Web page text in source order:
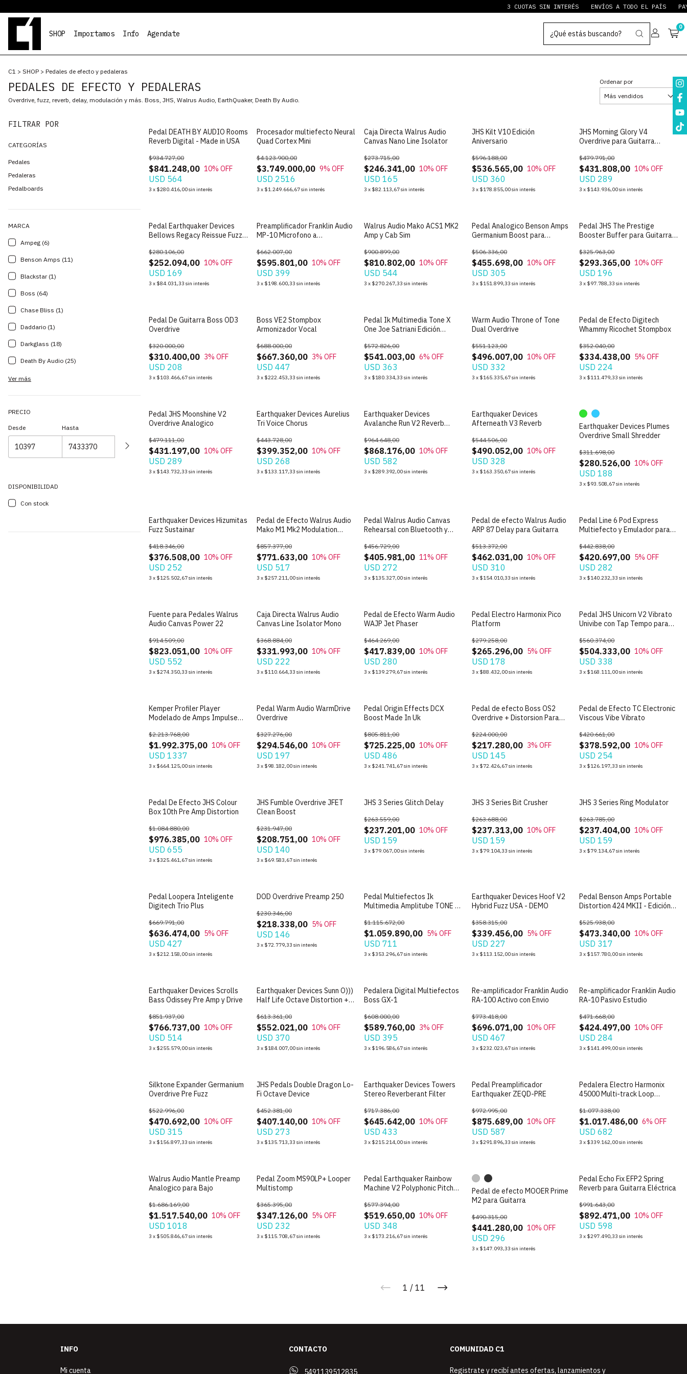
3 CUOTAS SIN INTERÉS ENVÍOS A TODO EL PAÍS PAYPAL
SHOP Importamos Info Agendate
0
C1 > SHOP > Pedales de efecto y pedaleras
PEDALES DE EFECTO Y PEDALERAS
Overdrive, fuzz, reverb, delay, modulación y más. Boss, JHS, Walrus Audio, EarthQuaker, Death By Audio.
Ordenar por
FILTRAR POR
CATEGORÍAS
Pedales
Pedaleras
Pedalboards
MARCA
Ampeg (6)
Benson Amps (11)
Blackstar (1)
Boss (64)
Chase Bliss (1)
Daddario (1)
Darkglass (18)
Death By Audio (25)
Ver más
PRECIO
Desde Hasta
DISPONIBILIDAD
Con stock
Pedal DEATH BY AUDIO Rooms
Reverb Digital - Made in USA
$841.248,00
$934.727,00
10% OFF
USD 564
3 x $280.416,00sin interés
Procesador multiefecto Neural
Quad Cortex Mini
$3.749.000,00
$4.123.900,00
9% OFF
USD 2516
3 x $1.249.666,67sin interés
Caja Directa Walrus Audio
Canvas Nano Line Isolator
$246.341,00
$273.715,00
10% OFF
USD 165
3 x $82.113,67sin interés
JHS Kilt V10 Edición
Aniversario
$536.565,00
$596.188,00
10% OFF
USD 360
3 x $178.855,00sin interés
JHS Morning Glory V4
Overdrive para Guitarra
$431.808,00
$479.791,00
10% OFF
USD 289
3 x $143.936,00sin interés
Pedal Earthquaker Devices
Bellows Regacy Reissue Fuzz
$252.094,00
$280.106,00
10% OFF
USD 169
3 x $84.031,33 sin interés
Preamplificador Franklin Audio
MP-10 Microfono a
$595.801,00
$662.007,00
10% OFF
USD 399
3 x $198.600,33 sin interés
Walrus Audio Mako ACS1 MK2
Amp y Cab Sim
$810.802,00
$900.899,00
10% OFF
USD 544
3 x $270.267,33 sin interés
Pedal Analogico Benson Amps
Germanium Boost para
$455.698,00
$506.336,00
10% OFF
USD 305
3 x $151.899,33 sin interés
Pedal JHS The Prestige
Booster Buffer para Guitarra
$293.365,00
$325.963,00
10% OFF
USD 196
3 x $97.788,33 sin interés
Pedal De Guitarra Boss OD3
Overdrive
$310.400,00
$320.000,00
3% OFF
USD 208
3 x $103.466,67sin interés
Boss VE2 Stompbox
Armonizador Vocal
$667.360,00
$688.000,00
3% OFF
USD 447
3 x $222.453,33 sin interés
Pedal Ik Multimedia Tone X
One Joe Satriani Edición
$541.003,00
$572.826,00
6% OFF
USD 363
3 x $180.334,33 sin interés
Warm Audio Throne of Tone
Dual Overdrive
$496.007,00
$551.123,00
10% OFF
USD 332
3 x $165.335,67sin interés
Pedal de Efecto Digitech
Whammy Ricochet Stompbox
$334.438,00
$352.040,00
5% OFF
USD 224
3 x $111.479,33 sin interés
Pedal JHS Moonshine V2
Overdrive Analogico
$431.197,00
$479.111,00
10% OFF
USD 289
3 x $143.732,33 sin interés
Earthquaker Devices Aurelius
Tri Voice Chorus
$399.352,00
$443.728,00
10% OFF
USD 268
3 x $133.117,33 sin interés
Earthquaker Devices
Avalanche Run V2 Reverb
$868.176,00
$964.648,00
10% OFF
USD 582
3 x $289.392,00sin interés
Earthquaker Devices
Afterneath V3 Reverb
$490.052,00
$544.506,00
10% OFF
USD 328
3 x $163.350,67sin interés
Earthquaker Devices Plumes
Overdrive Small Shredder
$280.526,00
$311.698,00
10% OFF
USD 188
3 x $93.508,67sin interés
Earthquaker Devices Hizumitas
Fuzz Sustainar
$376.508,00
$418.346,00
10% OFF
USD 252
3 x $125.502,67sin interés
Pedal de Efecto Walrus Audio
Mako M1 Mk2 Modulation
$771.633,00
$857.377,00
10% OFF
USD 517
3 x $257.211,00sin interés
Pedal Walrus Audio Canvas
Rehearsal con Bluetooth y
$405.981,00
$456.729,00
11% OFF
USD 272
3 x $135.327,00sin interés
Pedal de efecto Walrus Audio
ARP 87 Delay para Guitarra
$462.031,00
$513.372,00
10% OFF
USD 310
3 x $154.010,33 sin interés
Pedal Line 6 Pod Express
Multiefecto y Emulador para
$420.697,00
$442.838,00
5% OFF
USD 282
3 x $140.232,33 sin interés
Fuente para Pedales Walrus
Audio Canvas Power 22
$823.051,00
$914.509,00
10% OFF
USD 552
3 x $274.350,33 sin interés
Caja Directa Walrus Audio
Canvas Line Isolator Mono
$331.993,00
$368.884,00
10% OFF
USD 222
3 x $110.664,33 sin interés
Pedal de Efecto Warm Audio
WAJP Jet Phaser
$417.839,00
$464.269,00
10% OFF
USD 280
3 x $139.279,67sin interés
Pedal Electro Harmonix Pico
Platform
$265.296,00
$279.258,00
5% OFF
USD 178
3 x $88.432,00sin interés
Pedal JHS Unicorn V2 Vibrato
Univibe con Tap Tempo para
$504.333,00
$560.374,00
10% OFF
USD 338
3 x $168.111,00sin interés
Kemper Profiler Player
Modelado de Amps Impulse
$1.992.375,00
$2.213.768,00
10% OFF
USD 1337
3 x $664.125,00sin interés
Pedal Warm Audio WarmDrive
Overdrive
$294.546,00
$327.276,00
10% OFF
USD 197
3 x $98.182,00sin interés
Pedal Origin Effects DCX
Boost Made In Uk
$725.225,00
$805.811,00
10% OFF
USD 486
3 x $241.741,67sin interés
Pedal de efecto Boss OS2
Overdrive + Distorsion Para
$217.280,00
$224.000,00
3% OFF
USD 145
3 x $72.426,67sin interés
Pedal de Efecto TC Electronic
Viscous Vibe Vibrato
$378.592,00
$420.661,00
10% OFF
USD 254
3 x $126.197,33 sin interés
Pedal De Efecto JHS Colour
Box 10th Pre Amp Distortion
$976.385,00
$1.084.880,00
10% OFF
USD 655
3 x $325.461,67sin interés
JHS Fumble Overdrive JFET
Clean Boost
$208.751,00
$231.947,00
10% OFF
USD 140
3 x $69.583,67sin interés
JHS 3 Series Glitch Delay
$237.201,00
$263.559,00
10% OFF
USD 159
3 x $79.067,00sin interés
JHS 3 Series Bit Crusher
$237.313,00
$263.688,00
10% OFF
USD 159
3 x $79.104,33 sin interés
JHS 3 Series Ring Modulator
$237.404,00
$263.785,00
10% OFF
USD 159
3 x $79.134,67sin interés
Pedal Loopera Inteligente
Digitech Trio Plus
$636.474,00
$669.791,00
5% OFF
USD 427
3 x $212.158,00sin interés
DOD Overdrive Preamp 250
$218.338,00
$230.346,00
5% OFF
USD 146
3 x $72.779,33 sin interés
Pedal Multiefectos Ik
Multimedia Amplitube TONE X
$1.059.890,00
$1.115.672,00
5% OFF
USD 711
3 x $353.296,67sin interés
Earthquaker Devices Hoof V2
Hybrid Fuzz USA - DEMO
$339.456,00
$358.315,00
5% OFF
USD 227
3 x $113.152,00sin interés
Pedal Benson Amps Portable
Distortion 424 MKII - Edición
$473.340,00
$525.938,00
10% OFF
USD 317
3 x $157.780,00sin interés
Earthquaker Devices Scrolls
Bass Odissey Pre Amp y Drive
$766.737,00
$851.937,00
10% OFF
USD 514
3 x $255.579,00sin interés
Earthquaker Devices Sunn O)))
Half Life Octave Distortion +
$552.021,00
$613.361,00
10% OFF
USD 370
3 x $184.007,00sin interés
Pedalera Digital Multiefectos
Boss GX-1
$589.760,00
$608.000,00
3% OFF
USD 395
3 x $196.586,67sin interés
Re-amplificador Franklin Audio
RA-100 Activo con Envio
$696.071,00
$773.418,00
10% OFF
USD 467
3 x $232.023,67sin interés
Re-amplificador Franklin Audio
RA-10 Pasivo Estudio
$424.497,00
$471.668,00
10% OFF
USD 284
3 x $141.499,00sin interés
Silktone Expander Germanium
Overdrive Pre Fuzz
$470.692,00
$522.996,00
10% OFF
USD 315
3 x $156.897,33 sin interés
JHS Pedals Double Dragon Lo-
Fi Octave Device
$407.140,00
$452.381,00
10% OFF
USD 273
3 x $135.713,33 sin interés
Earthquaker Devices Towers
Stereo Reverberant Filter
$645.642,00
$717.386,00
10% OFF
USD 433
3 x $215.214,00sin interés
Pedal Preamplificador
Earthquaker ZEQD-PRE
$875.689,00
$972.995,00
10% OFF
USD 587
3 x $291.896,33 sin interés
Pedalera Electro Harmonix
45000 Multi-track Loop
$1.017.486,00
$1.077.338,00
6% OFF
USD 682
3 x $339.162,00sin interés
Walrus Audio Mantle Preamp
Analogico para Bajo
$1.517.540,00
$1.686.169,00
10% OFF
USD 1018
3 x $505.846,67sin interés
Pedal Zoom MS90LP+ Looper
Multistomp
$347.126,00
$365.395,00
5% OFF
USD 232
3 x $115.708,67sin interés
Pedal Earthquaker Rainbow
Machine V2 Polyphonic Pitch
$519.650,00
$577.394,00
10% OFF
USD 348
3 x $173.216,67sin interés
Pedal de efecto MOOER Prime
M2 para Guitarra
$441.280,00
$490.315,00
10% OFF
USD 296
3 x $147.093,33 sin interés
Pedal Echo Fix EFP2 Spring
Reverb para Guitarra Eléctrica
$892.471,00
$991.643,00
10% OFF
USD 598
3 x $297.490,33 sin interés
1 / 11
INFO
Mi cuenta
CONTACTO
5491139512835
COMUNIDAD C1
Registrate y recibí antes ofertas, lanzamientos y